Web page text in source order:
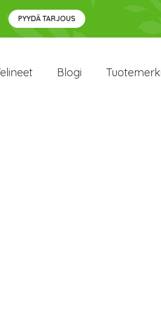
PYYDÄ TARJOUS
Blogi